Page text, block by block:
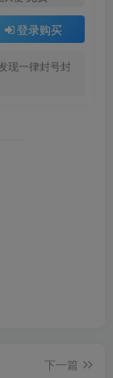
登录购买
现一律封号封
下一篇